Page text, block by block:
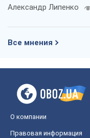
Александр Липенко
Все мнения
О компании
Правовая информация